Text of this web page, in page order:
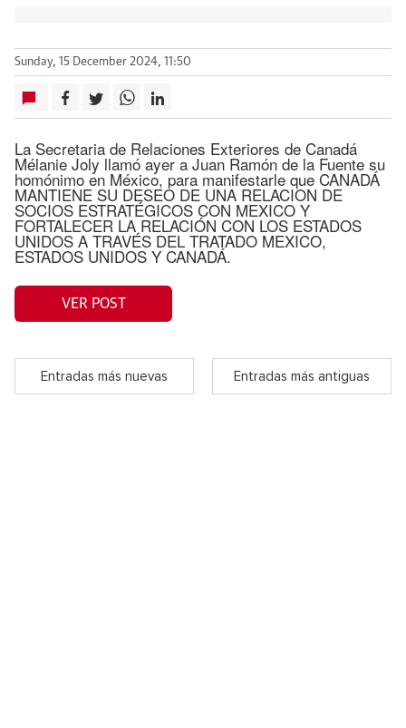
Sunday, 15 December 2024, 11:50
La Secretaria de Relaciones Exteriores de Canadá
Mélanie Joly llamó ayer a Juan Ramón de la Fuente su
homónimo en México, para manifestarle que CANADÁ
MANTIENE SU DESEO DE UNA RELACION DE
SOCIOS ESTRATÉGICOS CON MEXICO Y
FORTALECER LA RELACIÓN CON LOS ESTADOS
UNIDOS A TRAVÉS DEL TRATADO MEXICO,
ESTADOS UNIDOS Y CANADÁ.
VER POST
Entradas más nuevas Entradas más antiguas